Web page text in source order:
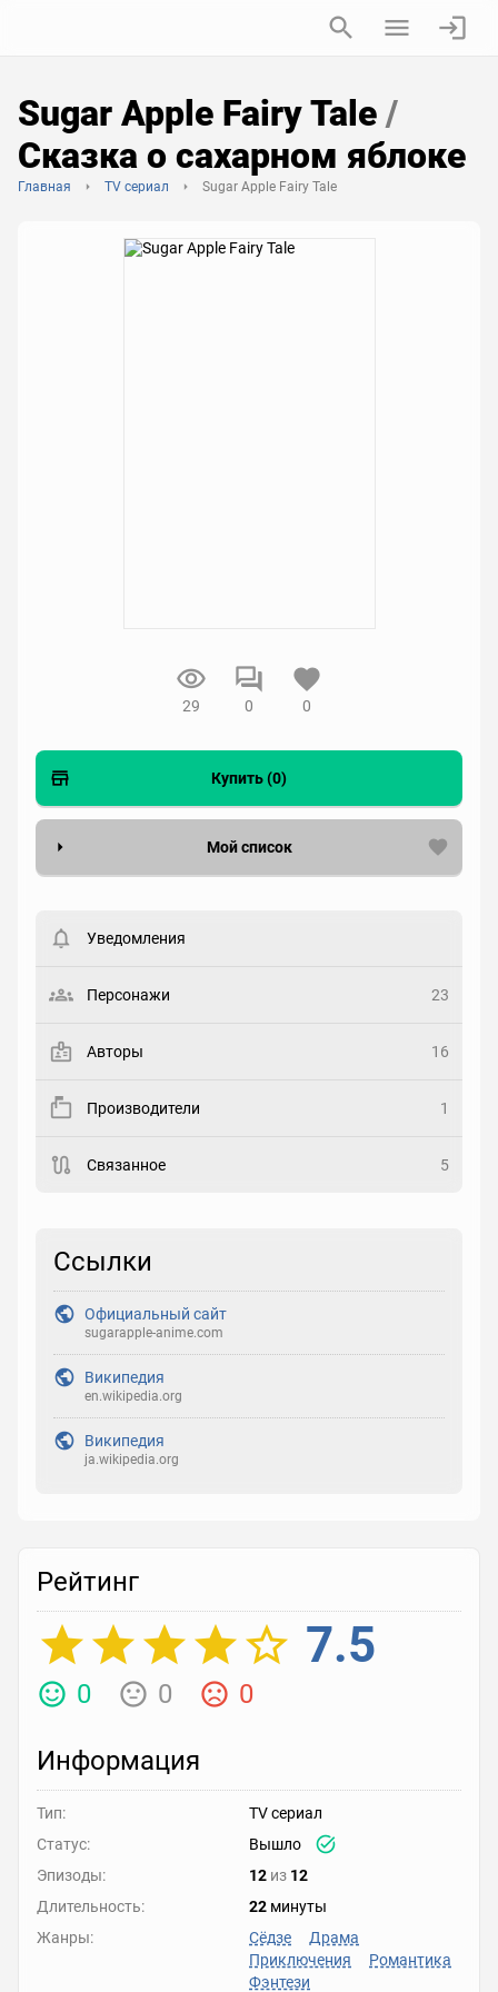
Sugar Apple Fairy Tale /
Сказка о сахарном яблоке
Главная TV сериал Sugar Apple Fairy Tale
29 0 0
Купить (0)
Мой список
Статус
Рейтинг
Реакция
Уведомления
Персонажи 23
Авторы 16
Производители 1
Связанное 5
Ссылки
Официальный сайт
sugarapple-anime.com
Википедия
en.wikipedia.org
Википедия
ja.wikipedia.org
Рейтинг
7.5
0 0 0
Информация
Тип:
TV сериал
Статус:
Вышло
Эпизоды:
12 из 12
Длительность:
22 минуты
Жанры:
Сёдзе
Драма
Приключения
Романтика
Фэнтези